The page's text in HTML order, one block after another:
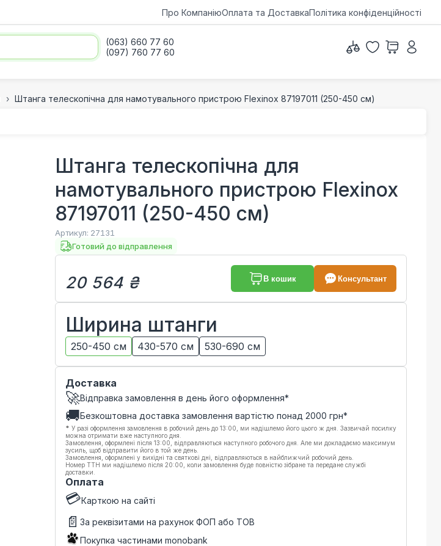
Про КомпаніюОплата та ДоставкаПолітика конфіденційності
(063) 660 77 60
(097) 760 77 60
Штанга телескопічна для намотувального пристрою Flexinox 87197011 (250-450 см)
Штанга телескопічна для
намотувального пристрою Flexinox
87197011 (250-450 см)
Артикул: 27131
Готовий до відправлення
20 564 ₴ В кошик Консультант
Ширина штанги
250-450 см 430-570 см 530-690 см
Доставка
🚀Відправка замовлення в день його оформлення*
🚚Безкоштовна доставка замовлення вартістю понад 2000 грн*
* У разі оформлення замовлення в робочий день до 13:00, ми надішлемо його цього ж дня. Зазвичай посилку
можна отримати вже наступного дня.
Замовлення, оформлені після 13:00, відправляються наступного робочого дня. Але ми докладаємо максимум
зусиль, щоб відправити його в той же день.
Замовлення, оформлені у вихідні та святкові дні, відправляються в найближчий робочий день.
Номер ТТН ми надішлемо після 20:00, коли замовлення буде повністю зібране та передане службі
доставки.
Оплата
💳Карткою на сайті
📄 За реквізитами на рахунок ФОП або ТОВ
Покупка частинами monobank